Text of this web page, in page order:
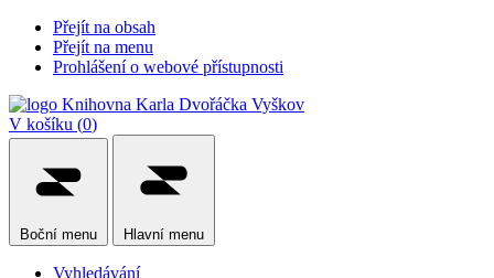
Přejít na obsah
Přejít na menu
Prohlášení o webové přístupnosti
V košíku (0)
Boční menu Hlavní menu
Vyhledávání